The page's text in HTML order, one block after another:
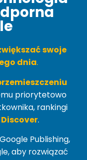
swoje
dnia.
priorytetowo
rankingi
.
Publishing,
aby rozwiązać